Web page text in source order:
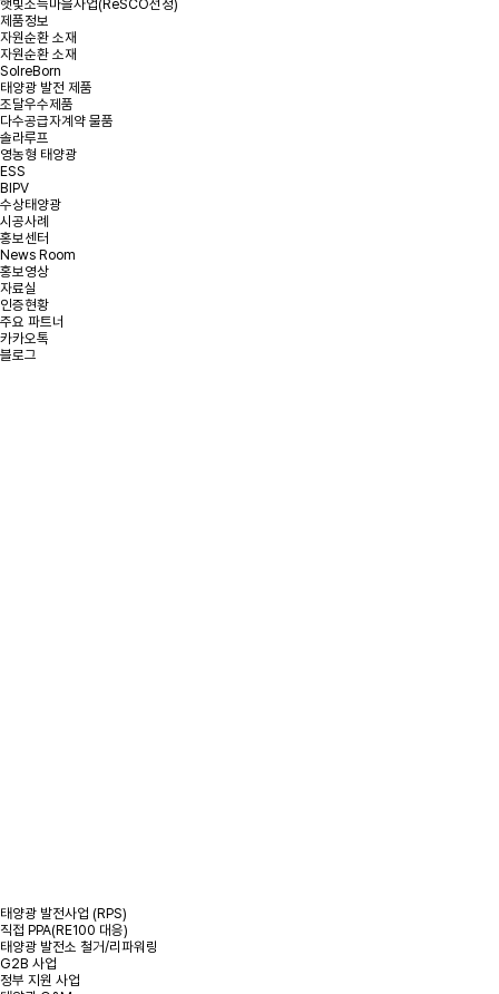
햇빛소득마을사업(ReSCO선정)
제품정보
자원순환 소재
자원순환 소재
SolreBorn
태양광 발전 제품
조달우수제품
다수공급자계약 물품
솔라루프
영농형 태양광
ESS
BIPV
수상태양광
시공사례
홍보센터
News Room
홍보영상
자료실
인증현황
주요 파트너
카카오톡
블로그
태양광 발전사업 (RPS)
직접 PPA(RE100 대응)
태양광 발전소 철거/리파워링
G2B 사업
정부 지원 사업